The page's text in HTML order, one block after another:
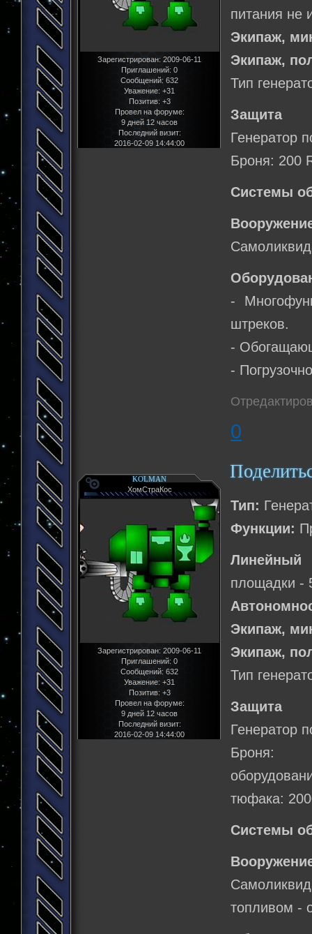
Зарегистрирован: 2009-06-11
Приглашений: 0
Сообщений: 632
Уважение: +31
Позитив: +3
Провел на форуме:
9 дней 12 часов
Последний визит:
2016-02-09 14:44:00
питания не
Экипаж,
Экипаж,
Тип
Защита
Генератор
Броня: 200
Системы
-
штреков.
-
-
0
KOLMAN
ХомСтраКос
Зарегистрирован: 2009-06-11
Приглашений: 0
Сообщений: 632
Уважение: +31
Позитив: +3
Провел на форуме:
9 дней 12 часов
Последний визит:
2016-02-09 14:44:00
Тип:
Функции:
Линейный
площадки -
Экипаж,
Экипаж,
Тип
Защита
Генератор
Броня:
тюфака:
Системы
топливом -